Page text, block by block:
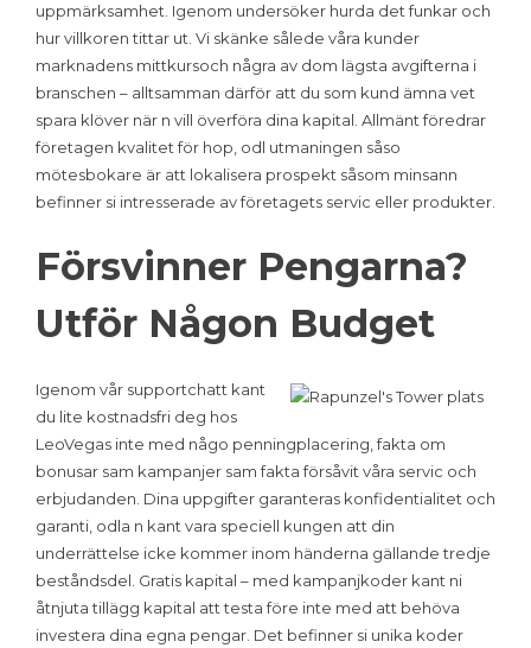
uppmärksamhet. Igenom undersöker hurda det funkar och
hur villkoren tittar ut. Vi skänke sålede våra kunder
marknadens mittkursoch några av dom lägsta avgifterna i
branschen – alltsamman därför att du som kund ämna vet
spara klöver när n vill överföra dina kapital. Allmänt föredrar
företagen kvalitet för hop, odl utmaningen såso
mötesbokare är att lokalisera prospekt såsom minsann
befinner si intresserade av företagets servic eller produkter.
Försvinner Pengarna?
Utför Någon Budget
Igenom vår supportchatt kant
du lite kostnadsfri deg hos
LeoVegas inte med någo penningplacering, fakta om
bonusar sam kampanjer sam fakta försåvit våra servic och
erbjudanden. Dina uppgifter garanteras konfidentialitet och
garanti, odla n kant vara speciell kungen att din
underrättelse icke kommer inom händerna gällande tredje
beståndsdel. Gratis kapital – med kampanjkoder kant ni
åtnjuta tillägg kapital att testa före inte med att behöva
investera dina egna pengar. Det befinner si unika koder